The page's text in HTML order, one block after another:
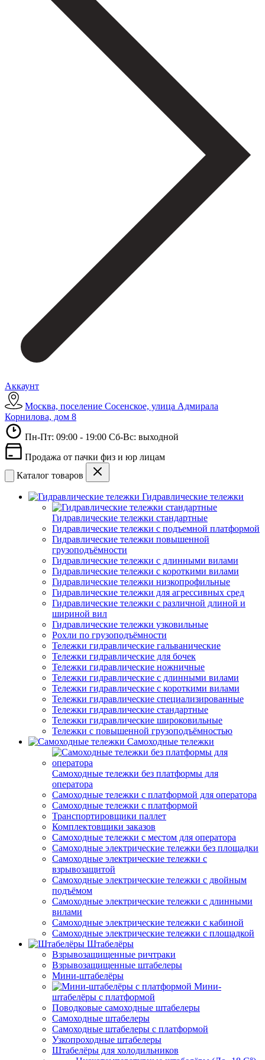
Аккаунт
Москва, поселение Сосенское, улица Адмирала
Корнилова, дом 8
Пн-Пт: 09:00 - 19:00 Сб-Вс: выходной
Продажа от пачки физ и юр лицам
Каталог товаров
Гидравлические тележки
Гидравлические тележки стандартные
Гидравлические тележки с подъемной платформой
Гидравлические тележки повышенной
грузоподъёмности
Гидравлические тележки с длинными вилами
Гидравлические тележки с короткими вилами
Гидравлические тележки низкопрофильные
Гидравлические тележки для агрессивных сред
Гидравлические тележки с различной длиной и
шириной вил
Гидравлические тележки узковильные
Рохли по грузоподъёмности
Тележки гидравлические гальванические
Тележки гидравлические для бочек
Тележки гидравлические ножничные
Тележки гидравлические с длинными вилами
Тележки гидравлические с короткими вилами
Тележки гидравлические специализированные
Тележки гидравлические стандартные
Тележки гидравлические широковильные
Тележки с повышенной грузоподъёмностью
Самоходные тележки
Самоходные тележки без платформы для
оператора
Самоходные тележки с платформой для оператора
Самоходные тележки с платформой
Транспортировщики паллет
Комплектовщики заказов
Самоходные тележки с местом для оператора
Самоходные электрические тележки без площадки
Самоходные электрические тележки с
взрывозащитой
Самоходные электрические тележки с двойным
подъёмом
Самоходные электрические тележки с длинными
вилами
Самоходные электрические тележки с кабиной
Самоходные электрические тележки с площадкой
Штабелёры
Взрывозащищенные ричтраки
Взрывозащищенные штабелеры
Мини-штабелёры
Мини-
штабелёры с платформой
Поводковые самоходные штабелеры
Самоходные штабелеры
Самоходные штабелеры с платформой
Узкопроходные штабелеры
Штабелёры для холодильников